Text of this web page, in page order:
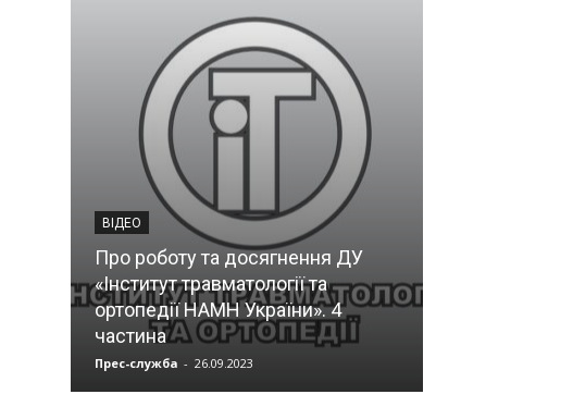
ВІДЕО
Про роботу та досягнення ДУ
«Інститут травматології та
ортопедії НАМН України». 4
частина
Прес-служба - 26.09.2023